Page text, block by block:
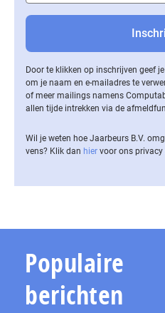
Door te klikken op inschrijven geef
om je naam en e-mailadres te
of meer mailings namens
allen tijde intrekken via de
Wil je weten hoe Jaarbeurs B.V.
vens? Klik dan hier voor ons
Populaire
berichten